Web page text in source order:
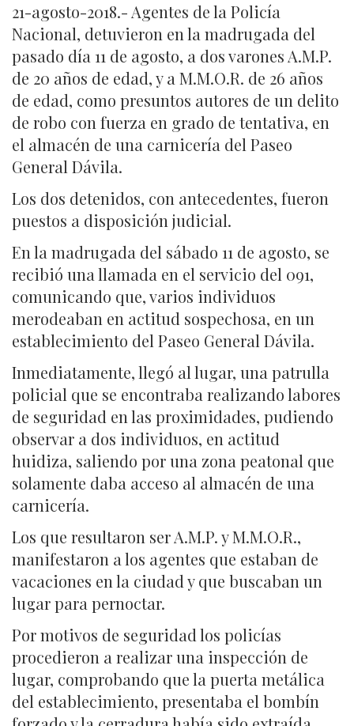
21-agosto-2018.- Agentes de la Policía
Nacional, detuvieron en la madrugada del
pasado día 11 de agosto, a dos varones A.M.P.
de 20 años de edad, y a M.M.O.R. de 26 años
de edad, como presuntos autores de un delito
de robo con fuerza en grado de tentativa, en
el almacén de una carnicería del Paseo
General Dávila.
Los dos detenidos, con antecedentes, fueron
puestos a disposición judicial.
En la madrugada del sábado 11 de agosto, se
recibió una llamada en el servicio del 091,
comunicando que, varios individuos
merodeaban en actitud sospechosa, en un
establecimiento del Paseo General Dávila.
Inmediatamente, llegó al lugar, una patrulla
policial que se encontraba realizando labores
de seguridad en las proximidades, pudiendo
observar a dos individuos, en actitud
huidiza, saliendo por una zona peatonal que
solamente daba acceso al almacén de una
carnicería.
Los que resultaron ser A.M.P. y M.M.O.R.,
manifestaron a los agentes que estaban de
vacaciones en la ciudad y que buscaban un
lugar para pernoctar.
Por motivos de seguridad los policías
procedieron a realizar una inspección de
lugar, comprobando que la puerta metálica
del establecimiento, presentaba el bombín